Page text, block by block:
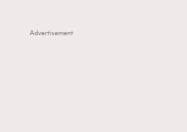
Advertisement